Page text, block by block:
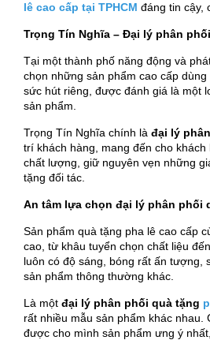
lê cao cấp tại TPHCM đáng tin cậy,
Trọng Tín Nghĩa – Đại lý phân
Tại một thành phố năng động và
chọn những sản phẩm cao cấp
sức hút riêng, được đánh giá là một
sản phẩm.
Trọng Tín Nghĩa chính là đại lý
trí khách hàng, mang đến cho
chất lượng, giữ nguyên vẹn những
tặng đối tác.
An tâm lựa chọn đại lý phân phối
Sản phẩm quà tặng pha lê cao cấp
cao, từ khâu tuyển chọn chất liệu
luôn có độ sáng, bóng rất ấn tượng,
sản phẩm thông thường khác.
Là một đại lý phân phối quà tặng
rất nhiều mẫu sản phẩm khác
được cho mình sản phẩm ưng ý